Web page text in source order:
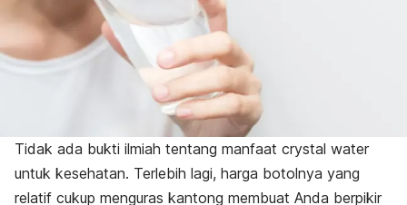
Tidak ada bukti ilmiah tentang manfaat crystal water
untuk kesehatan. Terlebih lagi, harga botolnya yang
relatif cukup menguras kantong membuat Anda berpikir